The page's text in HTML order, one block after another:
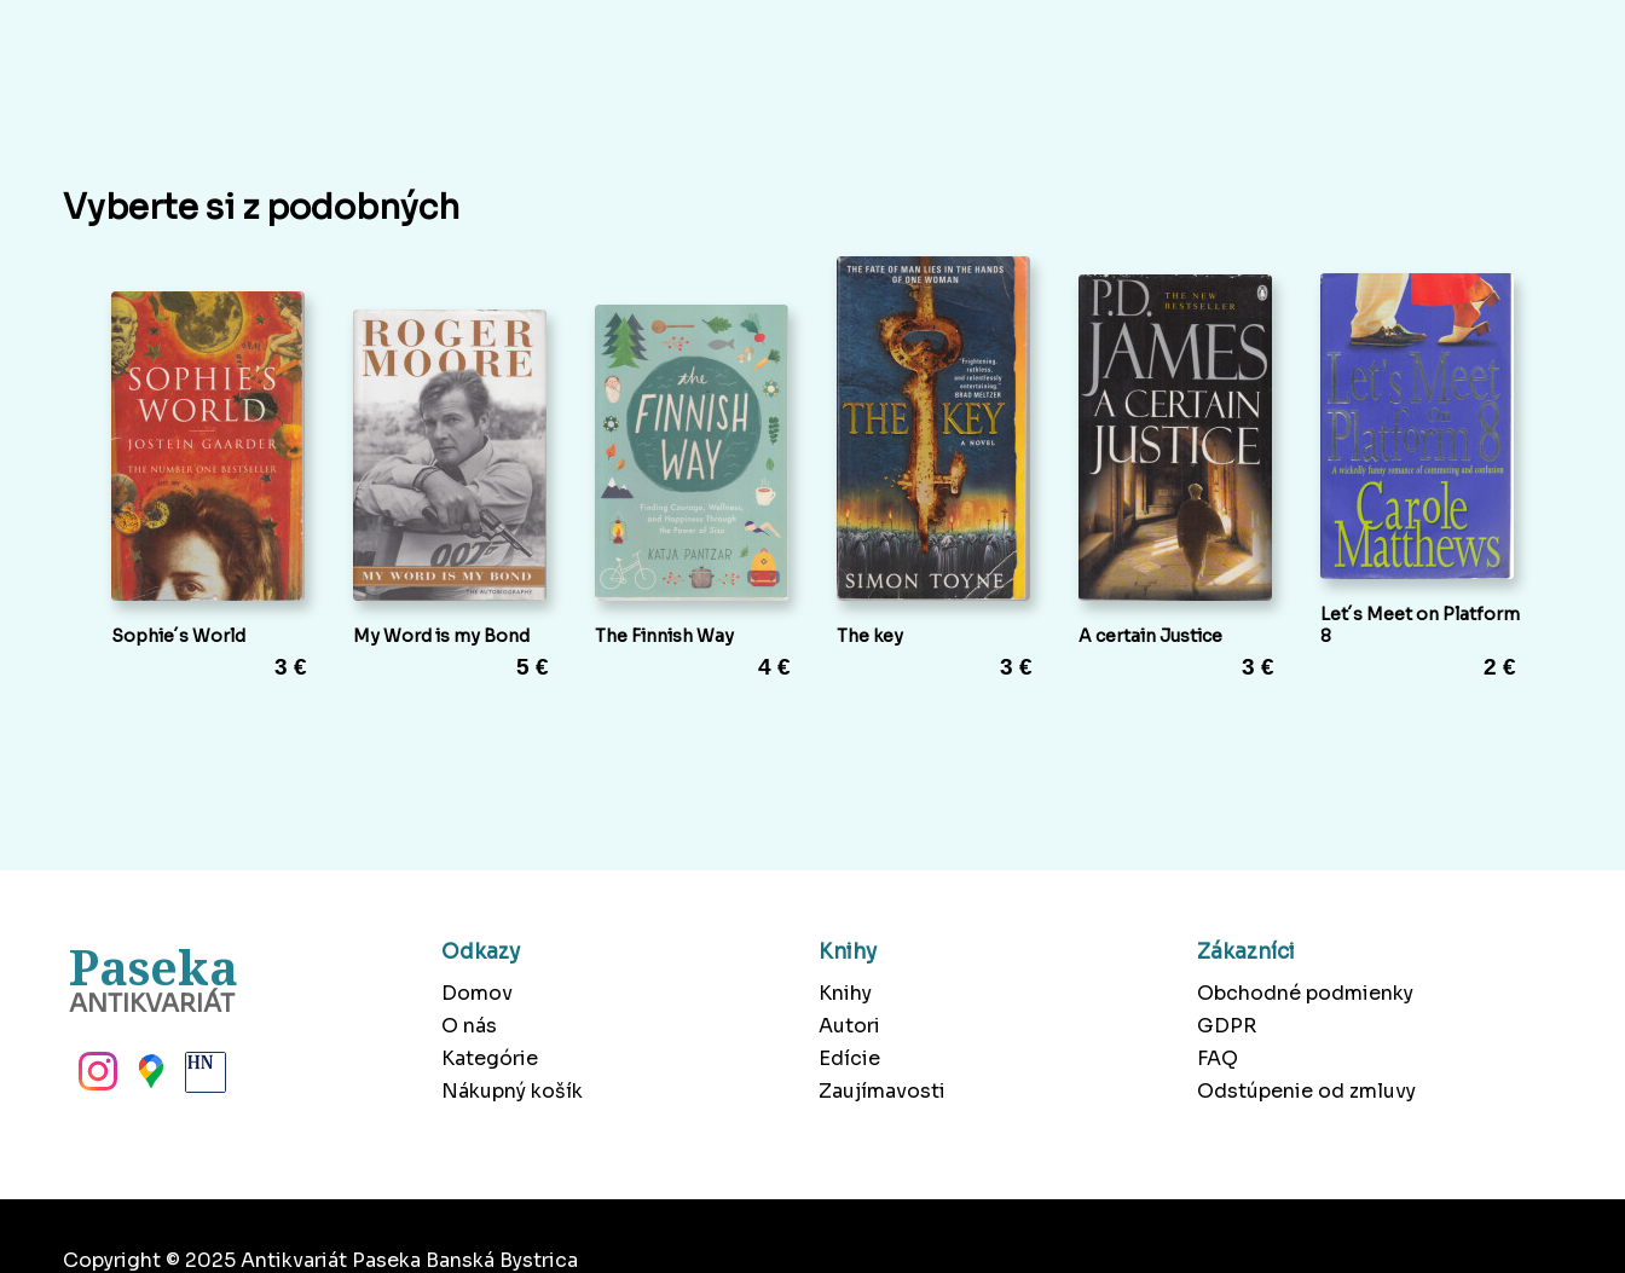
Vyberte si z podobných
Sophie´s World
3 €
My Word is my Bond
5 €
The Finnish Way
4 €
The key
3 €
A certain Justice
3 €
Let´s Meet on Platform
8
2 €
Paseka
ANTIKVARIÁT
Odkazy
Domov
O nás
Kategórie
Nákupný košík
Knihy
Knihy
Autori
Edície
Zaujímavosti
Zákazníci
Obchodné podmienky
GDPR
FAQ
Odstúpenie od zmluvy
Copyright © 2025 Antikvariát Paseka Banská Bystrica